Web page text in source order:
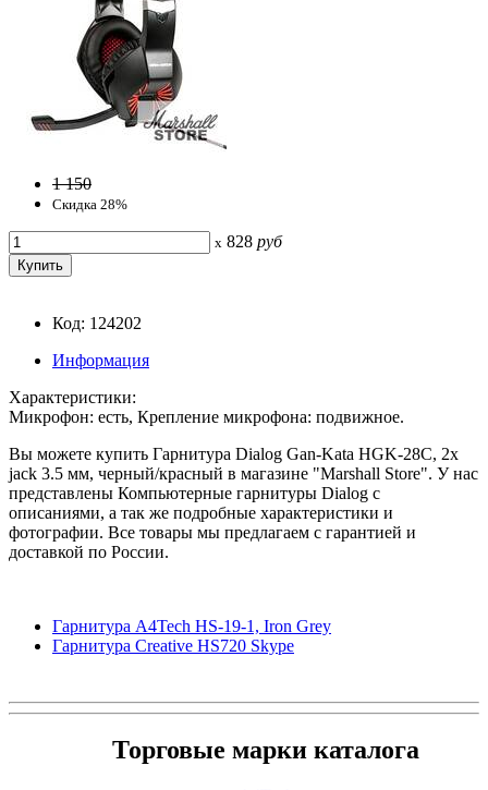
1 150
Скидка 28%
x 828 руб
Код: 124202
Информация
Характеристики:
Микрофон: есть, Крепление микрофона: подвижное.
Вы можете купить Гарнитура Dialog Gan-Kata HGK-28C, 2x
jack 3.5 мм, черный/красный в магазине "Marshall Store". У нас
представлены Компьютерные гарнитуры Dialog с
описаниями, а так же подробные характеристики и
фотографии. Все товары мы предлагаем с гарантией и
доставкой по России.
Гарнитура A4Tech HS-19-1, Iron Grey
Гарнитура Creative HS720 Skype
Торговые марки каталога